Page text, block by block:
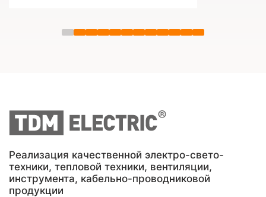
Реализация качественной электро-свето-
техники, тепловой техники, вентиляции,
инструмента, кабельно-проводниковой
продукции